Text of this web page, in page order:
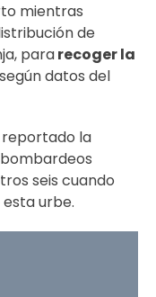
mientras
de
pararecoger la
datos del
reportado la
seis cuando
urbe.